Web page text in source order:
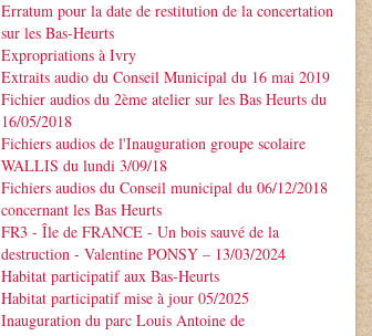
Erratum pour la date de restitution de la concertation
sur les Bas-Heurts
Expropriations à Ivry
Extraits audio du Conseil Municipal du 16 mai 2019
Fichier audios du 2ème atelier sur les Bas Heurts du
16/05/2018
Fichiers audios de l'Inauguration groupe scolaire
WALLIS du lundi 3/09/18
Fichiers audios du Conseil municipal du 06/12/2018
concernant les Bas Heurts
FR3 - Île de FRANCE - Un bois sauvé de la
destruction - Valentine PONSY – 13/03/2024
Habitat participatif aux Bas-Heurts
Habitat participatif mise à jour 05/2025
Inauguration du parc Louis Antoine de